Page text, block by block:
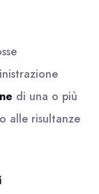
di una o più
alle risultanze